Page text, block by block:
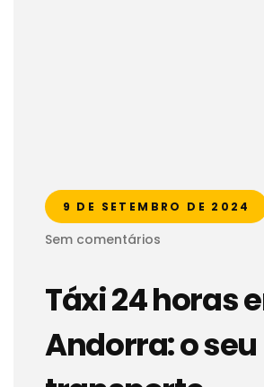
9 DE SETEMBRO DE 2024
Sem comentários
Táxi 24 horas
Andorra: o seu